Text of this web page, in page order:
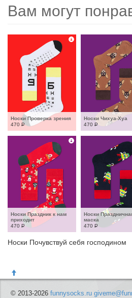
Вам могут
Носки Проверка зрения
470 Р
Носки Чихуа-Хуа
470 Р
Носки Праздник к нам
приходит
470 Р
Носки
маска
470 Р
Носки Почувствуй себя господином
© 2013-2026 funnysocks.ru